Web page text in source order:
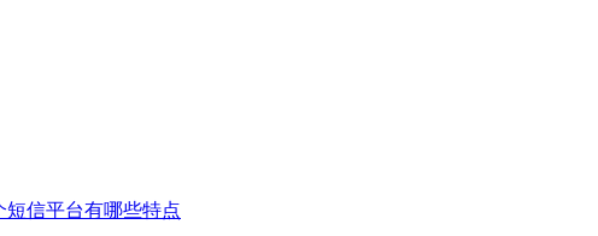
信平台有哪些特点